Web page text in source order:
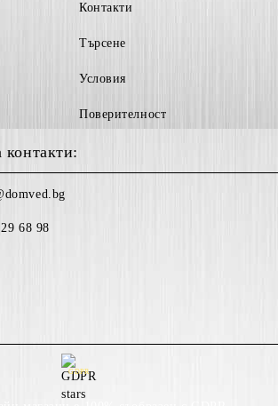
Контакти
Търсене
Условия
Поверителност
68 98
GDPR